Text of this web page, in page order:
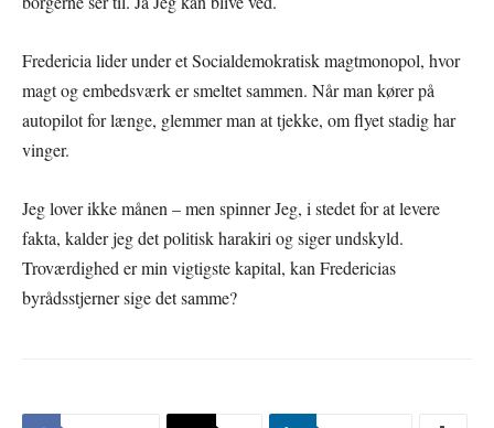
Fredericia lider under et Socialdemokratisk magtmonopol, hvor
magt og embedsværk er smeltet sammen. Når man kører på
autopilot for længe, glemmer man at tjekke, om flyet stadig har
vinger.
Jeg lover ikke månen – men spinner Jeg, i stedet for at levere
fakta, kalder jeg det politisk harakiri og siger undskyld.
Troværdighed er min vigtigste kapital, kan Fredericias
byrådsstjerner sige det samme?